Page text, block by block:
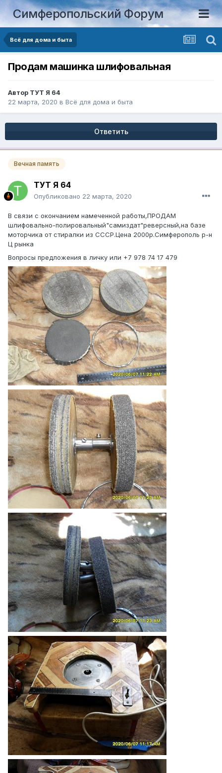
Симферопольский Форум
Всё для дома и быта
Продам машинка шлифовальная
Автор ТУТ Я 64
22 марта, 2020 в Всё для дома и быта
Ответить
Вечная память
ТУТ Я 64
Опубликовано 22 марта, 2020
В связи с окончанием намеченной работы,ПРОДАМ
шлифовально-полировальный"самиздат"реверсный,на базе
моторчика от стиралки из СССР.Цена 2000р.Симферополь р-н
Ц рынка
Вопросы предложения в личку или +7 978 74 17 479